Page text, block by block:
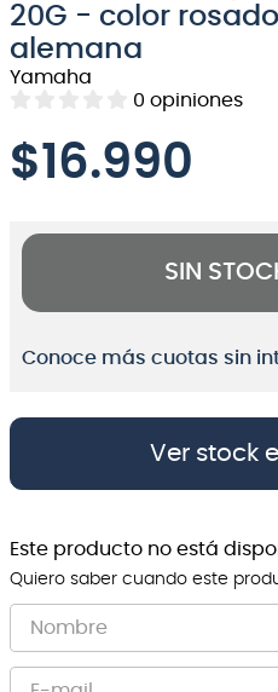
20G - color
alemana
Yamaha
0 opiniones
$16.990
SIN
Conoce más cuotas sin
Ver stock
Este producto no está
Quiero saber cuando este
6.
teclado
7.
guitarra
micrófono
9.
bateria
10. violin